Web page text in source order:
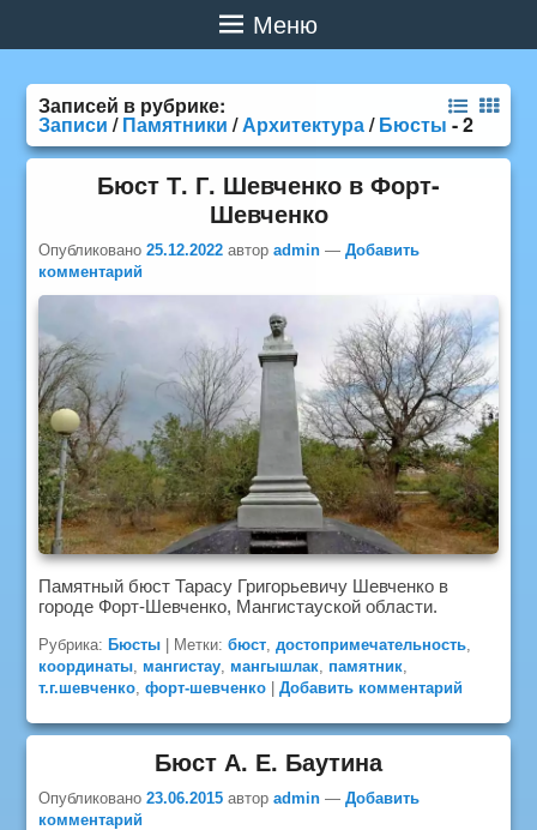
Меню
Записей в рубрике:
Записи /Памятники /Архитектура/Бюсты - 2
Бюст Т. Г. Шевченко в Форт-
Шевченко
Опубликовано25.12.2022 авторadmin —Добавить
комментарий
Памятный бюст Тарасу Григорьевичу Шевченко в
городе Форт-Шевченко, Мангистауской области.
Рубрика: Бюсты | Метки: бюст ,достопримечательность
координаты мангистау мангышлак памятник
т.г.шевченко ,форт-шевченко |Добавить комментарий
Бюст А. Е. Баутина
Опубликовано23.06.2015 авторadmin —Добавить
комментарий